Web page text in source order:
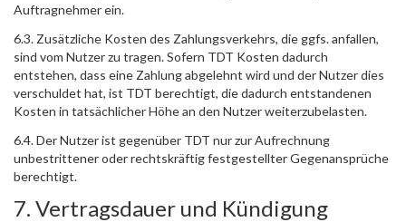
Auftragnehmer ein.
6.3. Zusätzliche Kosten des Zahlungsverkehrs, die ggfs. anfallen,
sind vom Nutzer zu tragen. Sofern TDT Kosten dadurch
entstehen, dass eine Zahlung abgelehnt wird und der Nutzer dies
verschuldet hat, ist TDT berechtigt, die dadurch entstandenen
Kosten in tatsächlicher Höhe an den Nutzer weiterzubelasten.
6.4. Der Nutzer ist gegenüber TDT nur zur Aufrechnung
unbestrittener oder rechtskräftig festgestellter Gegenansprüche
berechtigt.
7. Vertragsdauer und Kündigung